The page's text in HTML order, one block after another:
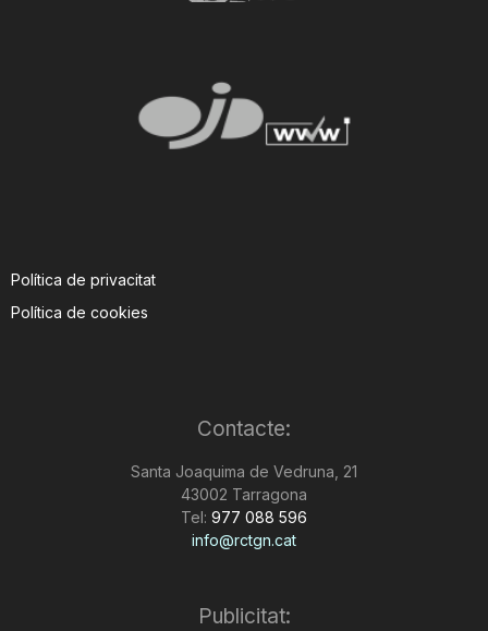
Política de privacitat
Política de cookies
Contacte:
Santa Joaquima de Vedruna, 21
43002 Tarragona
Tel: 977 088 596
info@rctgn.cat
Publicitat: